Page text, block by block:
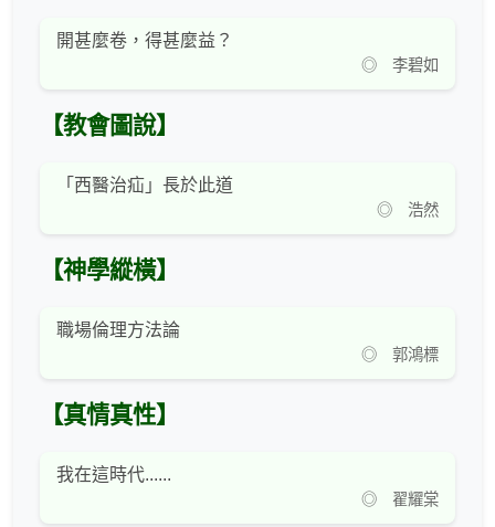
開甚麼卷，得甚麼益？
◎ 李碧如
【教會圖說】
「西醫治疝」長於此道
◎ 浩然
【神學縱橫】
職場倫理方法論
◎ 郭鴻標
【真情真性】
我在這時代......
◎ 翟耀棠